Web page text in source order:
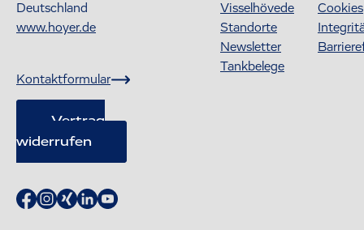
Deutschland
www.hoyer.de
Kontaktformular
Vertrag
widerrufen
Visselhövede
Standorte
Newsletter
Tankbelege
Cookies